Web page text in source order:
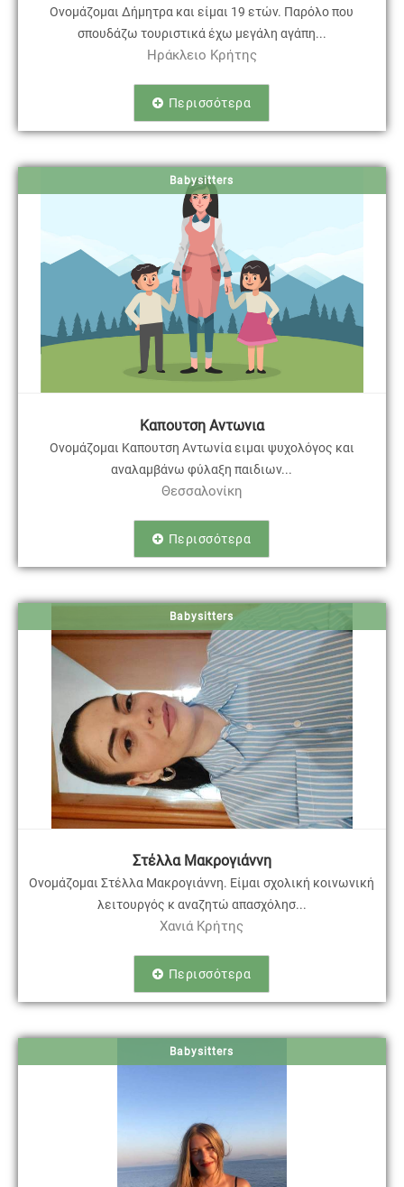
Ονομάζομαι Δήμητρα και είμαι 19 ετών. Παρόλο που
σπουδάζω τουριστικά έχω μεγάλη αγάπη...
Ηράκλειο Κρήτης
Περισσότερα
Babysitters
Καπουτση Αντωνια
Ονομάζομαι Καπουτση Αντωνία ειμαι ψυχολόγος και
αναλαμβάνω φύλαξη παιδιων...
Θεσσαλονίκη
Περισσότερα
Babysitters
Στέλλα Μακρογιάννη
Ονομάζομαι Στέλλα Μακρογιάννη. Είμαι σχολική κοινωνική
λειτουργός κ αναζητώ απασχόλησ...
Χανιά Κρήτης
Περισσότερα
Babysitters